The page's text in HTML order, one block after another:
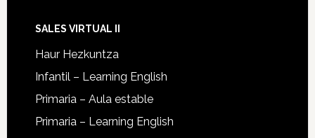
SALES VIRTUAL II
Haur Hezkuntza
Infantil – Learning English
Primaria – Aula estable
Primaria – Learning English